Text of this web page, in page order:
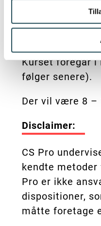
15.30. Der vil
morgenbolle
Kurset foregår i
følger senere).
Der vil være 8 –
Disclaimer:
CS Pro
kendte
Pro er ikke
dispositioner,
måtte foretage